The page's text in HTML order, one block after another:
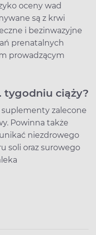
oceny wad
są z krwi
i bezinwazyjne
prenatalnych
prowadzącym
tygodniu ciąży?
zalecone
Powinna także
niezdrowego
soli oraz surowego